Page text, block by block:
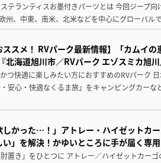
テランティスお墨付きパーツとは 今回ジープ
州、中東、南米、北米などを中心にグローバ
ススメ！ RVパーク最新情報】「カムイ
北海道旭川市／RVパーク エゾスミカ旭川
つ快適に楽しみたい方におすすめのRVパーク
安心・快適なくるま旅」をキャンピングカーな
しかった…！」アトレー・ハイゼットカ
い」を解決！かゆいところに手が届く専
肘置き」をひとつに アトレー／ハイゼットカー